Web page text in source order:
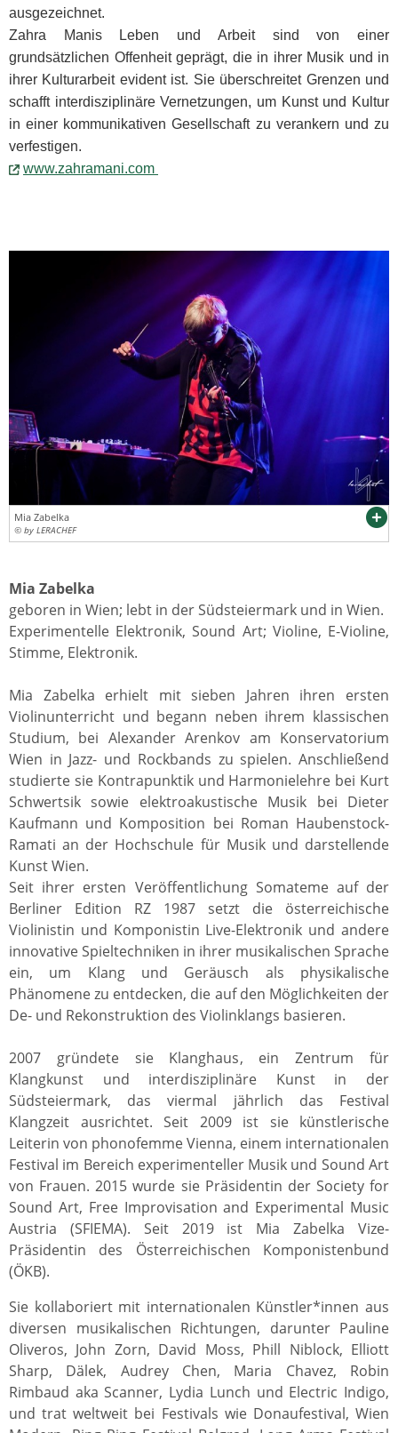
ausgezeichnet.
Zahra Manis Leben und Arbeit sind von einer
grundsätzlichen Offenheit geprägt, die in ihrer Musik und in
ihrer Kulturarbeit evident ist. Sie überschreitet Grenzen und
schafft interdisziplinäre Vernetzungen, um Kunst und Kultur
in einer kommunikativen Gesellschaft zu verankern und zu
verfestigen.
www.zahramani.com
Mia Zabelka
© by LERACHEF
Mia Zabelka
geboren in Wien; lebt in der Südsteiermark und in Wien.
Experimentelle Elektronik, Sound Art; Violine, E-Violine,
Stimme, Elektronik.
Mia Zabelka erhielt mit sieben Jahren ihren ersten
Violinunterricht und begann neben ihrem klassischen
Studium, bei Alexander Arenkov am Konservatorium
Wien in Jazz- und Rockbands zu spielen. Anschließend
studierte sie Kontrapunktik und Harmonielehre bei Kurt
Schwertsik sowie elektroakustische Musik bei Dieter
Kaufmann und Komposition bei Roman Haubenstock-
Ramati an der Hochschule für Musik und darstellende
Kunst Wien.
Seit ihrer ersten Veröffentlichung Somateme auf der
Berliner Edition RZ 1987 setzt die österreichische
Violinistin und Komponistin Live-Elektronik und andere
innovative Spieltechniken in ihrer musikalischen Sprache
ein, um Klang und Geräusch als physikalische
Phänomene zu entdecken, die auf den Möglichkeiten der
De- und Rekonstruktion des Violinklangs basieren.
2007 gründete sie Klanghaus, ein Zentrum für
Klangkunst und interdisziplinäre Kunst in der
Südsteiermark, das viermal jährlich das Festival
Klangzeit ausrichtet. Seit 2009 ist sie künstlerische
Leiterin von phonofemme Vienna, einem internationalen
Festival im Bereich experimenteller Musik und Sound Art
von Frauen. 2015 wurde sie Präsidentin der Society for
Sound Art, Free Improvisation and Experimental Music
Austria (SFIEMA). Seit 2019 ist Mia Zabelka Vize-
Präsidentin des Österreichischen Komponistenbund
(ÖKB).
Sie kollaboriert mit internationalen Künstler*innen aus
diversen musikalischen Richtungen, darunter Pauline
Oliveros, John Zorn, David Moss, Phill Niblock, Elliott
Sharp, Dälek, Audrey Chen, Maria Chavez, Robin
Rimbaud aka Scanner, Lydia Lunch und Electric Indigo,
und trat weltweit bei Festivals wie Donaufestival, Wien